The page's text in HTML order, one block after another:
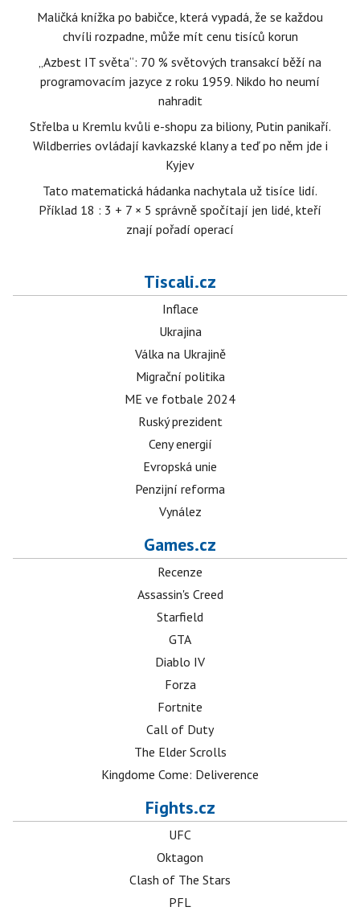
Maličká knížka po babičce, která vypadá, že se každou
chvíli rozpadne, může mít cenu tisíců korun
„Azbest IT světa“: 70 % světových transakcí běží na
programovacím jazyce z roku 1959. Nikdo ho neumí
nahradit
Střelba u Kremlu kvůli e-shopu za biliony, Putin panikaří.
Wildberries ovládají kavkazské klany a teď po něm jde i
Kyjev
Tato matematická hádanka nachytala už tisíce lidí.
Příklad 18 : 3 + 7 × 5 správně spočítají jen lidé, kteří
znají pořadí operací
Tiscali.cz
Inflace
Ukrajina
Válka na Ukrajině
Migrační politika
ME ve fotbale 2024
Ruský prezident
Ceny energií
Evropská unie
Penzijní reforma
Vynález
Games.cz
Recenze
Assassin's Creed
Starfield
GTA
Diablo IV
Forza
Fortnite
Call of Duty
The Elder Scrolls
Kingdome Come: Deliverence
Fights.cz
UFC
Oktagon
Clash of The Stars
PFL